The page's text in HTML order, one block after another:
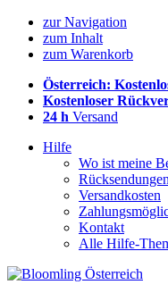
zur Navigation
zum Inhalt
zum Warenkorb
Österreich:
Kostenloser
24 h Versand
Hilfe
Wo ist meine
Rücksendungen
Versandkosten
Kontakt
Alle Hilfe-